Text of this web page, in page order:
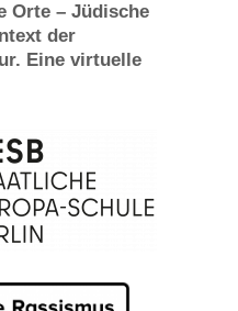
Orte – Jüdische
der
Eine virtuelle